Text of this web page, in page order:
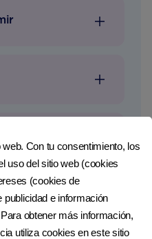
Con tu consentimiento, los
uso del sitio web (cookies
(cookies de
publicidad e información
obtener más información,
utiliza cookies en este sitio